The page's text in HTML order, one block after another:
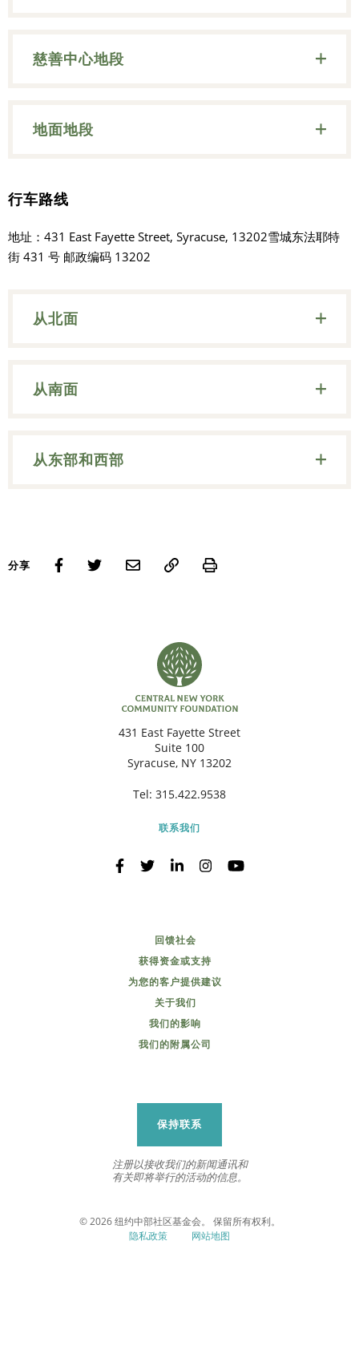
慈善中心地段
地面地段
行车路线
地址：431 East Fayette Street, Syracuse, 13202雪城东法耶特
街 431 号 邮政编码 13202
从北面
从南面
从东部和西部
分享 Print
431 East Fayette Street
Suite 100
Syracuse, NY 13202
Tel: 315.422.9538
联系我们
回馈社会
获得资金或支持
为您的客户提供建议
关于我们
我们的影响
我们的附属公司
保持联系
注册以接收我们的新闻通讯和
有关即将举行的活动的信息。
© 2026 纽约中部社区基金会。 保留所有权利。
隐私政策
网站地图